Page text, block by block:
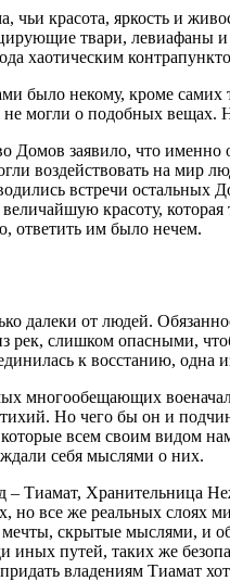
чьи красота, яркость и
твари, левиафаны
хаотическим
было некому, кроме
могли о подобных вещах.
Домов заявило, что именно
воздействовать на мир
встречи
красоту,
ответить им было нечем.
далеки от людей.
рек, слишком опасными,
к восстанию, одна
многообещающих
Но чего бы он и
всем своим видом
себя мыслями о них.
– Тиамат,
но все же реальных слоях
мечты, скрытые мыслями,
иных путей, таких же
владениям Тиамат